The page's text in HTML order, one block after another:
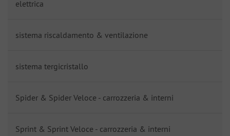
elettrica
sistema riscaldamento & ventilazione
sistema tergicristallo
Spider & Spider Veloce - carrozzeria & interni
Sprint & Sprint Veloce - carrozzeria & interni